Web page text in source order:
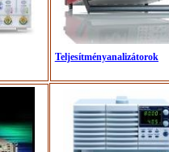
Teljesítményanalizátorok